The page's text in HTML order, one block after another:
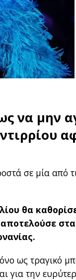
να μην
σε μία από
θα
αποτελούσε
ως τραγικό
για την